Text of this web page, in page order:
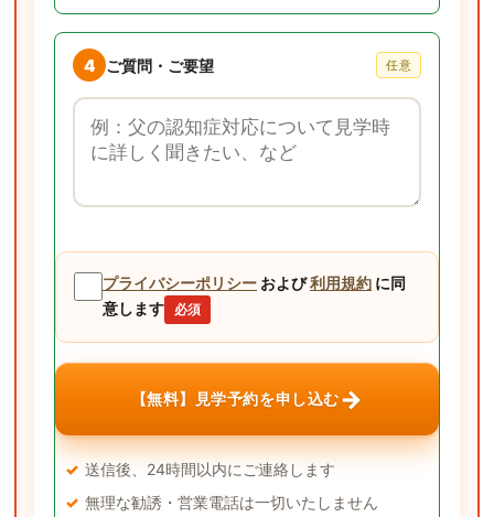
4 ご質問・ご要望 任意
ご質問・ご要望
プライバシーポリシー および利用規約 に同
意します
必須
【無料】見学予約を申し込む→
送信後、24時間以内にご連絡します
無理な勧誘・営業電話は一切いたしません